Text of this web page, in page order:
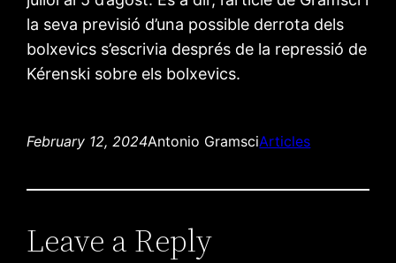
la seva previsió d’una possible derrota dels
bolxevics s’escrivia després de la repressió de
Kérenski sobre els bolxevics.
February 12, 2024Antonio GramsciArticles
Leave a Reply